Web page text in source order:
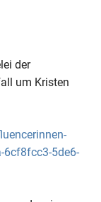
der
um Kristen
6cf8fcc3-5de6-